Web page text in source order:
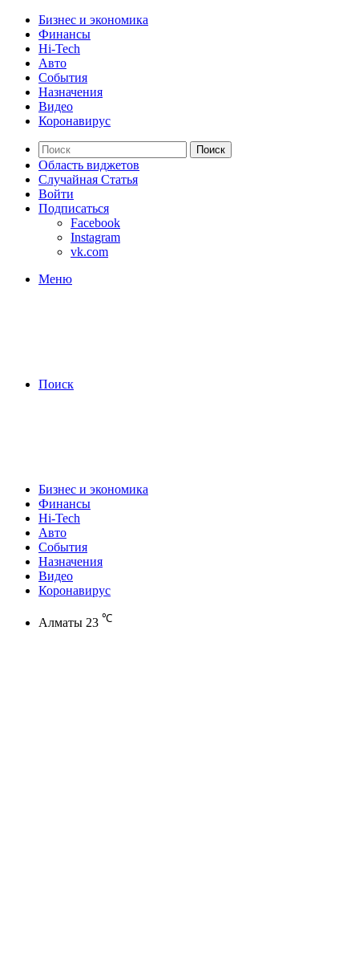
Бизнес и экономика
Финансы
Hi-Tech
Авто
События
Назначения
Видео
Коронавирус
Поиск
Область виджетов
Случайная Статья
Войти
Подписаться
Facebook
Instagram
vk.com
Меню
Поиск
Бизнес и экономика
Финансы
Hi-Tech
Авто
События
Назначения
Видео
Коронавирус
Алматы 23 ℃